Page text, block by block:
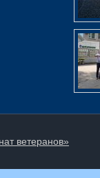
ветеранов»